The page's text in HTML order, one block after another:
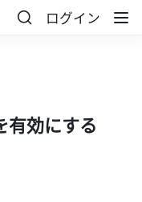
ログイン
有効にする